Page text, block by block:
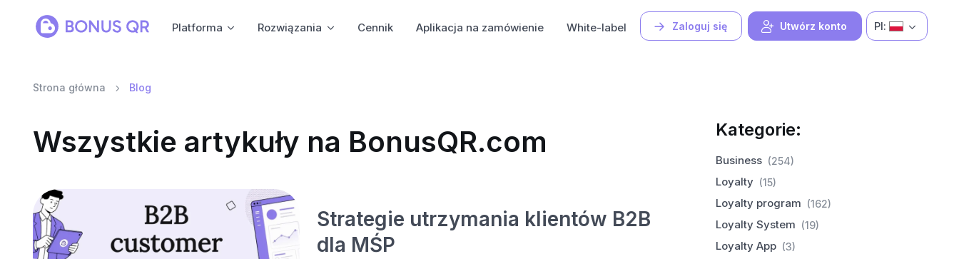
Zaloguj się Utwórz konto
Platforma Rozwiązania Cennik Aplikacja na zamówienie White-label Pl:
Strona główna Blog
Wszystkie artykuły na BonusQR.com
Strategie utrzymania klientów B2B
dla MŚP
Kategorie:
Business (254)
Loyalty (15)
Loyalty program (162)
Loyalty System (19)
Loyalty App (3)